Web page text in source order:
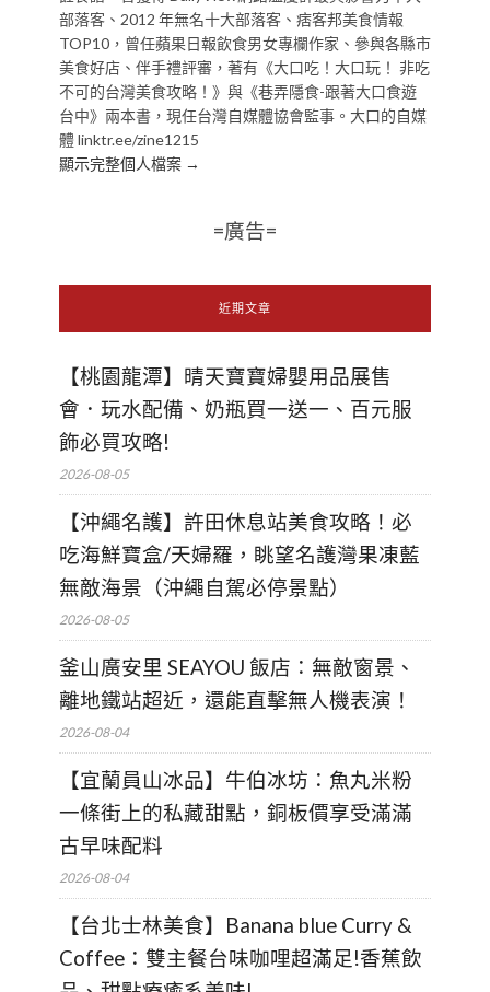
部落客、2012 年無名十大部落客、痞客邦美食情報
TOP10，曾任蘋果日報飲食男女專欄作家、參與各縣市
美食好店、伴手禮評審，著有《大口吃！大口玩！ 非吃
不可的台灣美食攻略！》與《巷弄隱食-跟著大口食遊
台中》兩本書，現任台灣自媒體協會監事。大口的自媒
體 linktr.ee/zine1215
顯示完整個人檔案 →
=廣告=
近期文章
【桃園龍潭】晴天寶寶婦嬰用品展售
會．玩水配備、奶瓶買一送一、百元服
飾必買攻略!
2026-08-05
【沖繩名護】許田休息站美食攻略！必
吃海鮮寶盒/天婦羅，眺望名護灣果凍藍
無敵海景（沖繩自駕必停景點）
2026-08-05
釜山廣安里 SEAYOU 飯店：無敵窗景、
離地鐵站超近，還能直擊無人機表演！
2026-08-04
【宜蘭員山冰品】牛伯冰坊：魚丸米粉
一條街上的私藏甜點，銅板價享受滿滿
古早味配料
2026-08-04
【台北士林美食】Banana blue Curry &
Coffee：雙主餐台味咖哩超滿足!香蕉飲